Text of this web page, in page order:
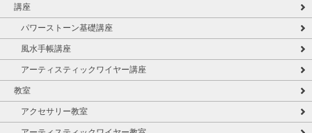
講座
パワーストーン基礎講座
風水手帳講座
アーティスティックワイヤー講座
教室
アクセサリー教室